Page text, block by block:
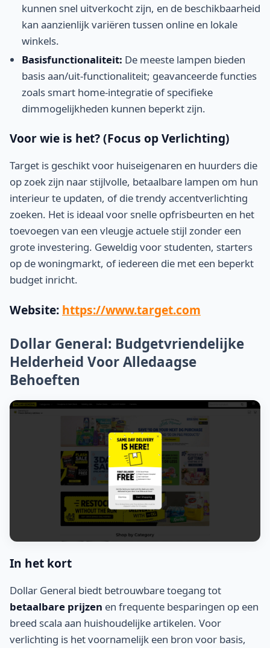
kunnen snel uitverkocht zijn, en de beschikbaarheid
kan aanzienlijk variëren tussen online en lokale
winkels.
Basisfunctionaliteit: De meeste lampen bieden
basis aan/uit-functionaliteit; geavanceerde functies
zoals smart home-integratie of specifieke
dimmogelijkheden kunnen beperkt zijn.
Voor wie is het? (Focus op Verlichting)
Target is geschikt voor huiseigenaren en huurders die
op zoek zijn naar stijlvolle, betaalbare lampen om hun
interieur te updaten, of die trendy accentverlichting
zoeken. Het is ideaal voor snelle opfrisbeurten en het
toevoegen van een vleugje actuele stijl zonder een
grote investering. Geweldig voor studenten, starters
op de woningmarkt, of iedereen die met een beperkt
budget inricht.
Website: https://www.target.com
Dollar General: Budgetvriendelijke
Helderheid Voor Alledaagse
Behoeften
In het kort
Dollar General biedt betrouwbare toegang tot
betaalbare prijzen en frequente besparingen op een
breed scala aan huishoudelijke artikelen. Voor
verlichting is het voornamelijk een bron voor basis,